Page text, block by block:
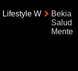
Lifestyle W Bekia
Salud
Mente